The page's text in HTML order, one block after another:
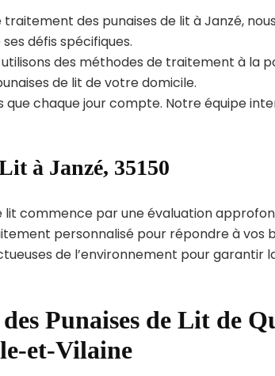
des punaises de lit à Janzé,
défis spécifiques.
utilisons des méthodes de traitement à la
de lit de votre domicile.
que chaque jour compte. Notre équipe
à Janzé, 35150
commence par une évaluation
personnalisé pour répondre à vos
de l’environnement pour garantir
Punaises de Lit de
et-Vilaine